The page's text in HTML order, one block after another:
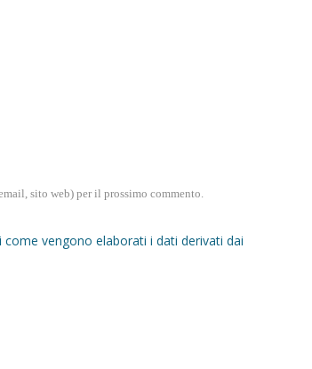
sito web) per il prossimo commento.
come vengono elaborati i dati derivati dai